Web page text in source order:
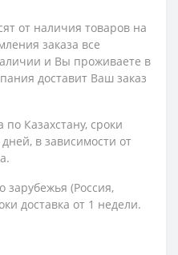
от наличия товаров на
заказа все
и Вы проживаете в
доставит Ваш заказ
по Казахстану, сроки
дней, в зависимости от
зарубежья (Россия,
доставка от 1 недели.